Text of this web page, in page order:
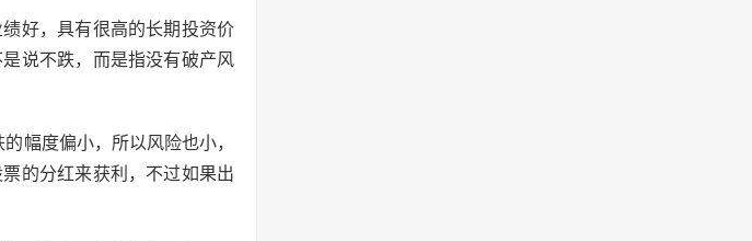
好，具有很高的长期投资价
说不跌，而是指没有破产风
幅度偏小，所以风险也小，
的分红来获利，不过如果出